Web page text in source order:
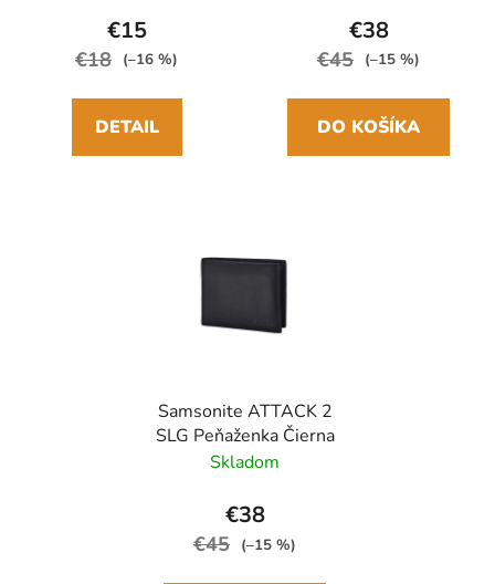
€15
€18 (–16 %)
DETAIL
27cm/97cm
€38
€45 (–15 %)
DO KOŠÍKA
Samsonite ATTACK 2
SLG Peňaženka Čierna
Skladom
€38
€45 (–15 %)